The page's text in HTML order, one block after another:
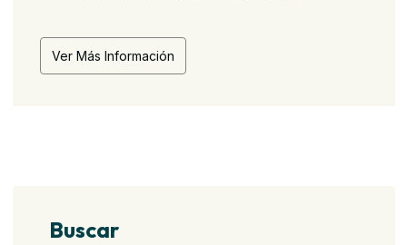
Ver Más Información
Buscar